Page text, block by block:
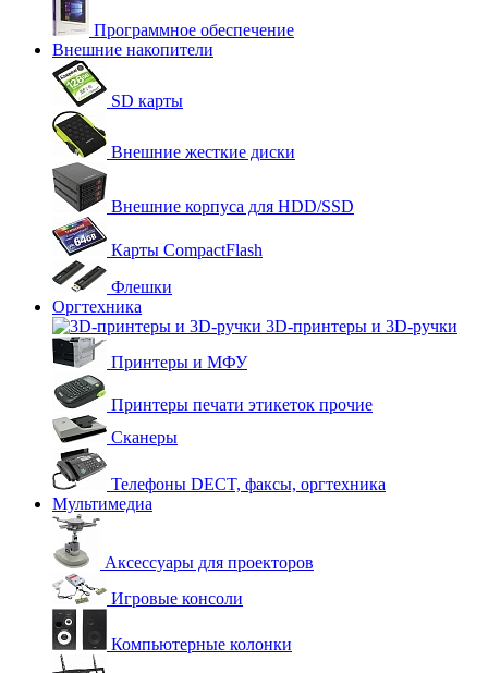
Программное обеспечение
Внешние накопители
SD карты
Внешние жесткие диски
Внешние корпуса для HDD/SSD
Карты CompactFlash
Флешки
Оргтехника
3D-принтеры и 3D-ручки
Принтеры и МФУ
Принтеры печати этикеток прочие
Сканеры
Телефоны DECT, факсы, оргтехника
Мультимедиа
Аксессуары для проекторов
Игровые консоли
Компьютерные колонки